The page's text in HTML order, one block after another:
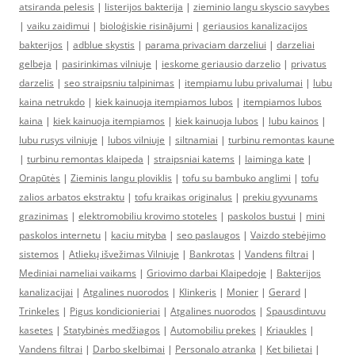
atsiranda pelesis | listerijos bakterija | zieminio langu skyscio savybes
| vaiku zaidimui | bioloģiskie risinājumi | geriausios kanalizacijos
bakterijos | adblue skystis | parama privaciam darzeliui | darzeliai
gelbeja | pasirinkimas vilniuje | ieskome geriausio darzelio | privatus
darzelis | seo straipsniu talpinimas | itempiamu lubu privalumai | lubu
kaina netrukdo | kiek kainuoja itempiamos lubos | itempiamos lubos
kaina | kiek kainuoja itempiamos | kiek kainuoja lubos | lubu kainos |
lubu rusys vilniuje | lubos vilniuje | siltnamiai | turbinu remontas kaune
| turbinu remontas klaipeda | straipsniai katems | laiminga kate |
Orapūtės | Zieminis langu ploviklis | tofu su bambuko anglimi | tofu
zalios arbatos ekstraktu | tofu kraikas originalus | prekiu gyvunams
grazinimas | elektromobiliu krovimo stoteles | paskolos bustui | mini
paskolos internetu | kaciu mityba | seo paslaugos | Vaizdo stebėjimo
sistemos | Atliekų išvežimas Vilniuje | Bankrotas | Vandens filtrai |
Mediniai nameliai vaikams | Griovimo darbai Klaipedoje | Bakterijos
kanalizacijai | Atgalines nuorodos | Klinkeris | Monier | Gerard |
Trinkeles | Pigus kondicionieriai | Atgalines nuorodos | Spausdintuvu
kasetes | Statybinės medžiagos | Automobiliu prekes | Kriaukles |
Vandens filtrai | Darbo skelbimai | Personalo atranka | Ket bilietai |